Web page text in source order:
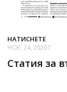
НАТИСНЕТЕ
НОЕ. 24, 2020 Г
Статия за